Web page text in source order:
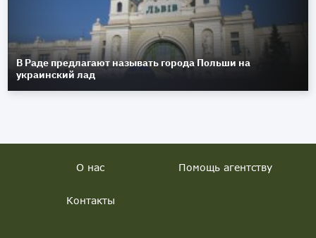
В Раде предлагают называть города Польши на
украинский лад
О нас Помощь агентству
Контакты